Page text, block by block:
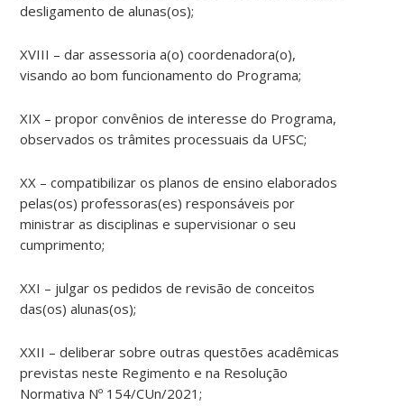
desligamento de alunas(os);
XVIII – dar assessoria a(o) coordenadora(o),
visando ao bom funcionamento do Programa;
XIX – propor convênios de interesse do Programa,
observados os trâmites processuais da UFSC;
XX – compatibilizar os planos de ensino elaborados
pelas(os) professoras(es) responsáveis por
ministrar as disciplinas e supervisionar o seu
cumprimento;
XXI – julgar os pedidos de revisão de conceitos
das(os) alunas(os);
XXII – deliberar sobre outras questões acadêmicas
previstas neste Regimento e na Resolução
Normativa Nº 154/CUn/2021;